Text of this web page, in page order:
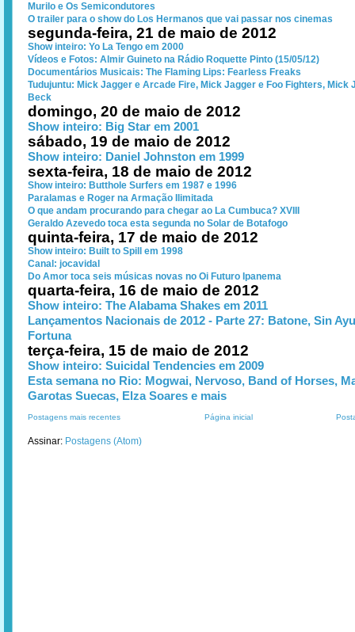
Murilo e Os Semicondutores
O trailer para o show do Los Hermanos que vai passar nos cinemas
segunda-feira, 21 de maio de 2012
Show inteiro: Yo La Tengo em 2000
Vídeos e Fotos: Almir Guineto na Rádio Roquette Pinto (15/05/12)
Documentários Musicais: The Flaming Lips: Fearless Freaks
Tudujuntu: Mick Jagger e Arcade Fire, Mick Jagger e Foo Fighters, Mick
Beck
domingo, 20 de maio de 2012
Show inteiro: Big Star em 2001
sábado, 19 de maio de 2012
Show inteiro: Daniel Johnston em 1999
sexta-feira, 18 de maio de 2012
Show inteiro: Butthole Surfers em 1987 e 1996
Paralamas e Roger na Armação Ilimitada
O que andam procurando para chegar ao La Cumbuca? XVIII
Geraldo Azevedo toca esta segunda no Solar de Botafogo
quinta-feira, 17 de maio de 2012
Show inteiro: Built to Spill em 1998
Canal: jocavidal
Do Amor toca seis músicas novas no Oi Futuro Ipanema
quarta-feira, 16 de maio de 2012
Show inteiro: The Alabama Shakes em 2011
Lançamentos Nacionais de 2012 - Parte 27: Batone, Sin
Fortuna
terça-feira, 15 de maio de 2012
Show inteiro: Suicidal Tendencies em 2009
Esta semana no Rio: Mogwai, Nervoso, Band of Horses,
Garotas Suecas, Elza Soares e mais
Postagens mais recentes Página inicial
Assinar: Postagens (Atom)